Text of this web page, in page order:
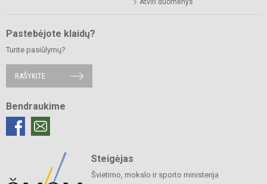
Atviri duomenys
Pastebėjote klaidų?
Turite pasiūlymų?
RAŠYKITE
Bendraukime
Steigėjas
Švietimo, mokslo ir sporto ministerija